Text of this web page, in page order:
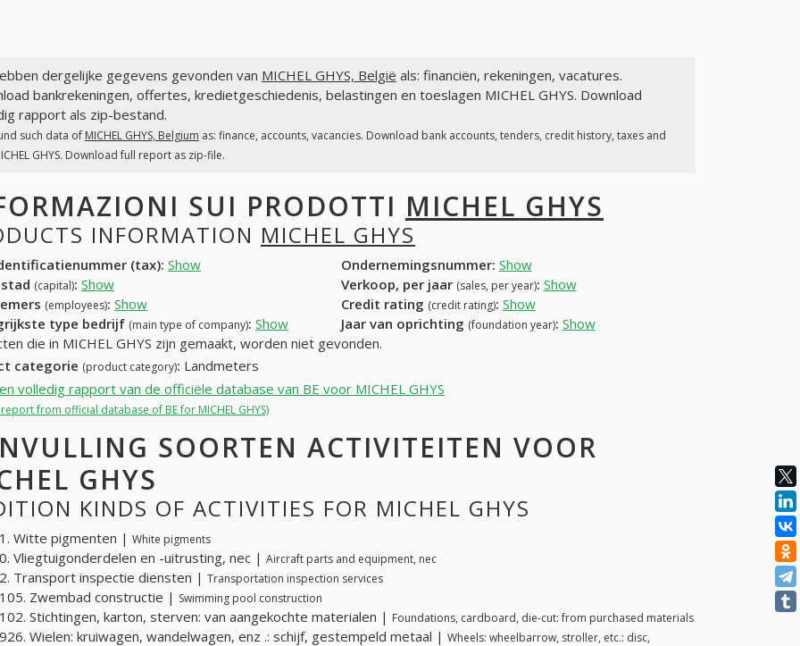
dergelijke gegevens gevonden van MICHEL GHYS, België als: financiën, rekeningen, vacatures.
bankrekeningen, offertes, kredietgeschiedenis, belastingen en toeslagen MICHEL GHYS. Download
rapport als zip-bestand.
such data of MICHEL GHYS, Belgium as: finance, accounts, vacancies. Download bank accounts, tenders, credit history, taxes and
GHYS. Download full report as zip-file.
SUI PRODOTTI MICHEL GHYS
INFORMATION MICHEL GHYS
(tax): Show Ondernemingsnummer: Show
(capital): Show Verkoop, per jaar (sales, per year): Show
(employees): Show Credit rating (credit rating): Show
type bedrijf (main type of company): Show Jaar van oprichting (foundation year): Show
die in MICHEL GHYS zijn gemaakt, worden niet gevonden.
categorie (product category): Landmeters
volledig rapport van de officiële database van BE voor MICHEL GHYS
from official database of BE for MICHEL GHYS)
SOORTEN ACTIVITEITEN VOOR
GHYS
KINDS OF ACTIVITIES FOR MICHEL GHYS
Witte pigmenten | White pigments
Vliegtuigonderdelen en -uitrusting, nec | Aircraft parts and equipment, nec
Transport inspectie diensten | Transportation inspection services
Zwembad constructie | Swimming pool construction
Stichtingen, karton, sterven: van aangekochte materialen | Foundations, cardboard, die-cut: from purchased materials
Wielen: kruiwagen, wandelwagen, enz .: schijf, gestempeld metaal | Wheels: wheelbarrow, stroller, etc.: disc,